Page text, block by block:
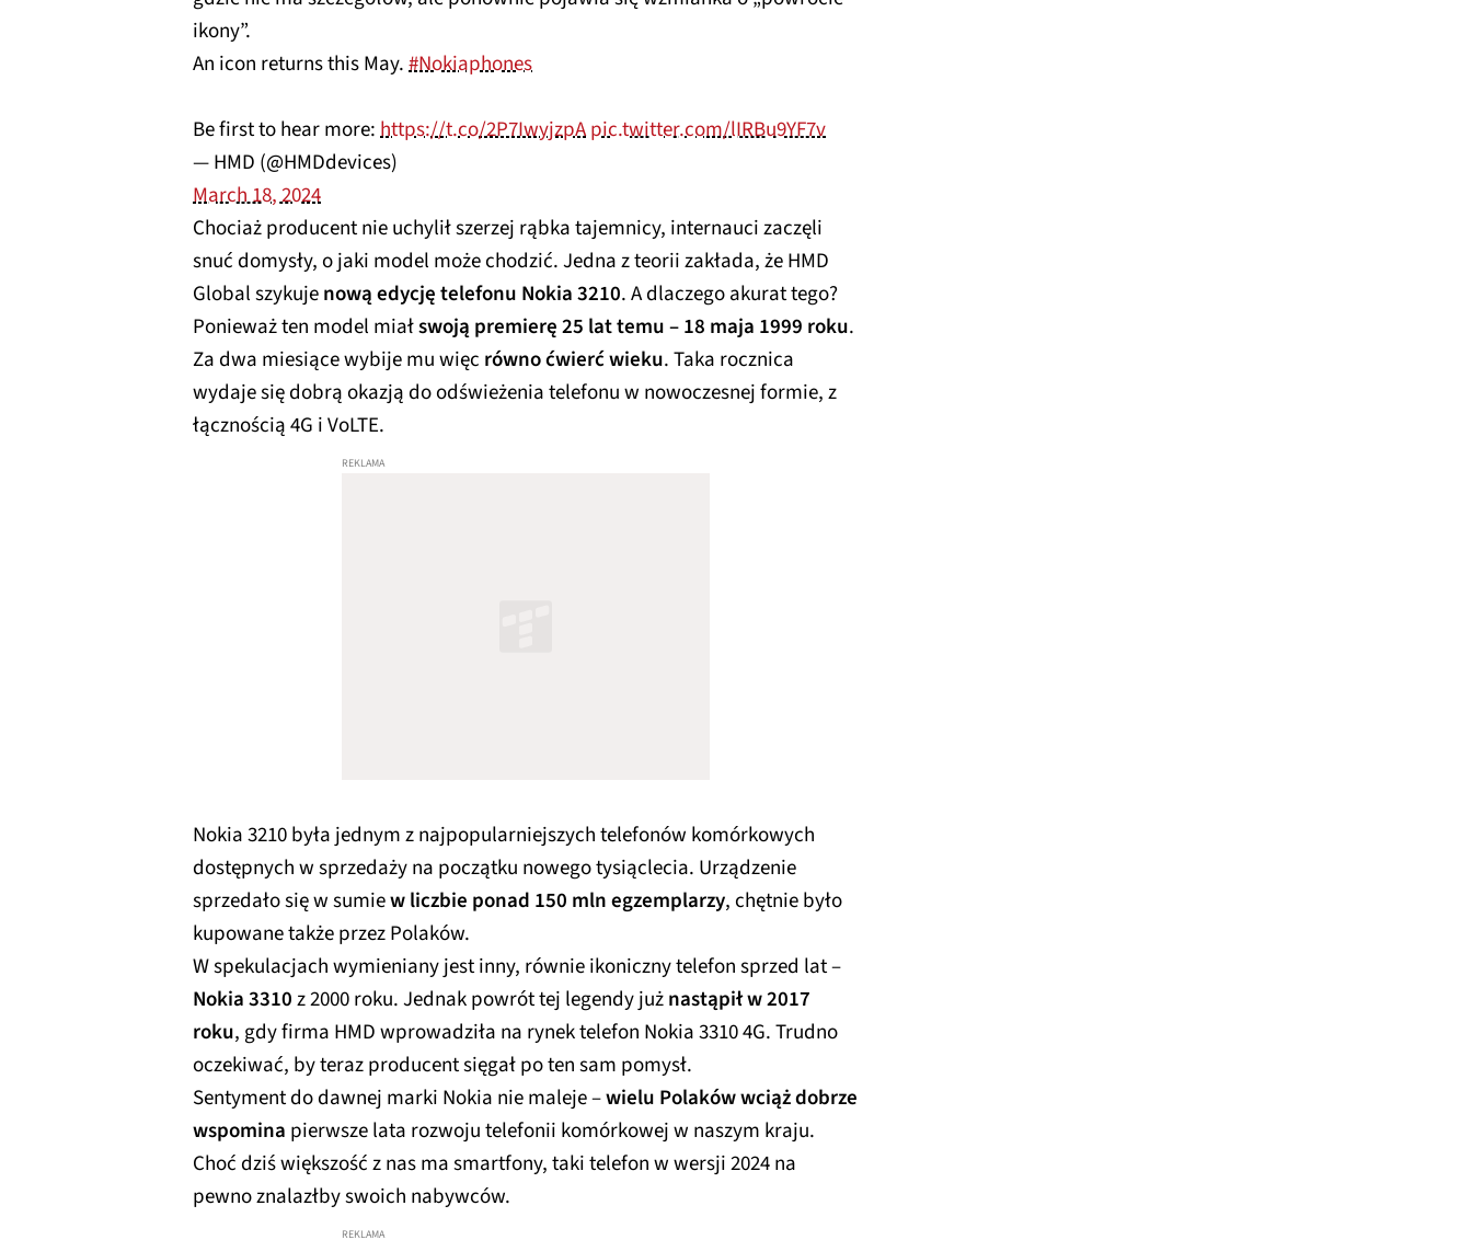
ikony”.
An icon returns this May.#Nokiaphones
Be first to hear more:https://t.co/2P7IwyjzpApic.twitter.com/lIRBu9YF7v
— HMD (@HMDdevices)
March 18, 2024
Chociaż producent nie uchylił szerzej rąbka tajemnicy, internauci zaczęli
snuć domysły, o jaki model może chodzić. Jedna z teorii zakłada, że HMD
Global szykujenową edycję telefonu Nokia 3210. A dlaczego akurat tego?
Ponieważ ten model miałswoją premierę 25 lat temu – 18 maja 1999 roku.
Za dwa miesiące wybije mu więc równo ćwierć wieku. Taka rocznica
wydaje się dobrą okazją do odświeżenia telefonu w nowoczesnej formie, z
łącznością 4G i VoLTE.
Nokia 3210 była jednym z najpopularniejszych telefonów komórkowych
dostępnych w sprzedaży na początku nowego tysiąclecia. Urządzenie
sprzedało się w sumiew liczbie ponad 150 mln egzemplarzy, chętnie było
kupowane także przez Polaków.
W spekulacjach wymieniany jest inny, równie ikoniczny telefon sprzed lat –
Nokia 3310z 2000 roku. Jednak powrót tej legendy jużnastąpił w 2017
roku, gdy firma HMD wprowadziła na rynek telefon Nokia 3310 4G. Trudno
oczekiwać, by teraz producent sięgał po ten sam pomysł.
Sentyment do dawnej marki Nokia nie maleje –wielu Polaków wciąż dobrze
wspomina pierwsze lata rozwoju telefonii komórkowej w naszym kraju.
Choć dziś większość z nas ma smartfony, taki telefon w wersji 2024 na
pewno znalazłby swoich nabywców.